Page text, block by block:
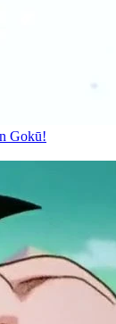
Gokū!